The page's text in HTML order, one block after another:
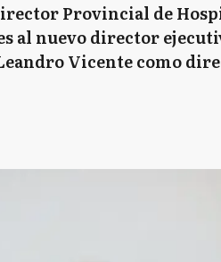
Provincial de
al nuevo director
Vicente como